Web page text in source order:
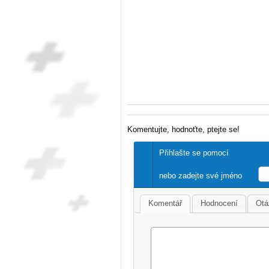
Komentujte, hodnoťte, ptejte se!
Přihlašte se pomocí
nebo zadejte své jméno
Komentář Hodnocení